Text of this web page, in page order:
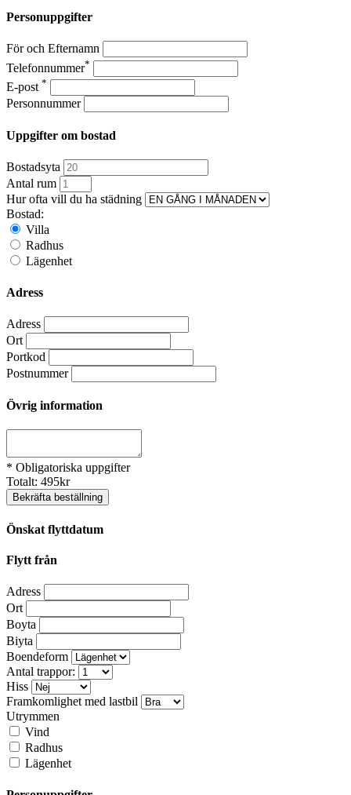
Personuppgifter
För och Efternamn
Telefonnummer*
E-post *
Personnummer
Uppgifter om bostad
Bostadsyta
Antal rum
Hur ofta vill du ha städning
Bostad:
Villa
Radhus
Lägenhet
Adress
Adress
Ort
Portkod
Postnummer
Övrig information
* Obligatoriska uppgifter
Totalt: 495kr
Bekräfta beställning
Önskat flyttdatum
Flytt från
Adress
Ort
Boyta
Biyta
Boendeform
Antal trappor:
Hiss
Framkomlighet med lastbil
Utrymmen
Vind
Radhus
Lägenhet